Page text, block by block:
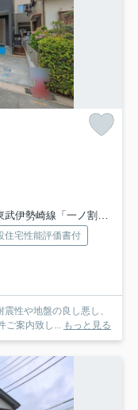
伊勢崎線「一ノ割」駅 徒歩24分
住宅性能評価書付
ご案内致し... もっと見る